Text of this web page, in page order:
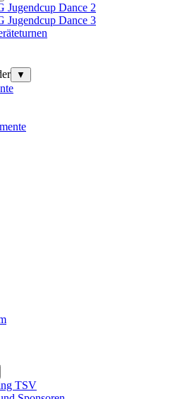
Jugendcup Dance 2
Jugendcup Dance 3
▼
TSV